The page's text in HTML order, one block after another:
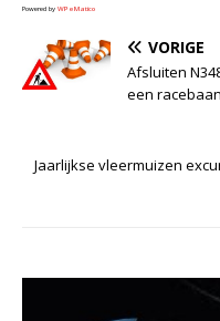
Powered by WPeMatico
VORIGE
Afsluiten
een
Jaarlijkse vleermuizen